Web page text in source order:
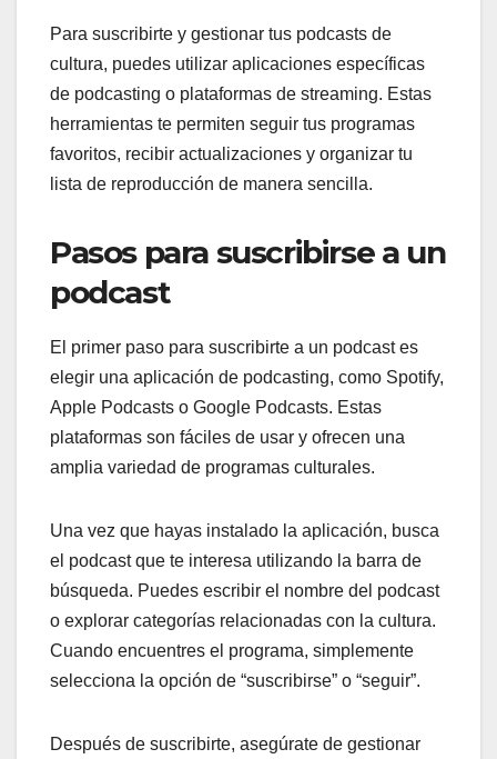
Para suscribirte y gestionar tus podcasts de
cultura, puedes utilizar aplicaciones específicas
de podcasting o plataformas de streaming. Estas
herramientas te permiten seguir tus programas
favoritos, recibir actualizaciones y organizar tu
lista de reproducción de manera sencilla.
Pasos para suscribirse a un
podcast
El primer paso para suscribirte a un podcast es
elegir una aplicación de podcasting, como Spotify,
Apple Podcasts o Google Podcasts. Estas
plataformas son fáciles de usar y ofrecen una
amplia variedad de programas culturales.
Una vez que hayas instalado la aplicación, busca
el podcast que te interesa utilizando la barra de
búsqueda. Puedes escribir el nombre del podcast
o explorar categorías relacionadas con la cultura.
Cuando encuentres el programa, simplemente
selecciona la opción de “suscribirse” o “seguir”.
Después de suscribirte, asegúrate de gestionar